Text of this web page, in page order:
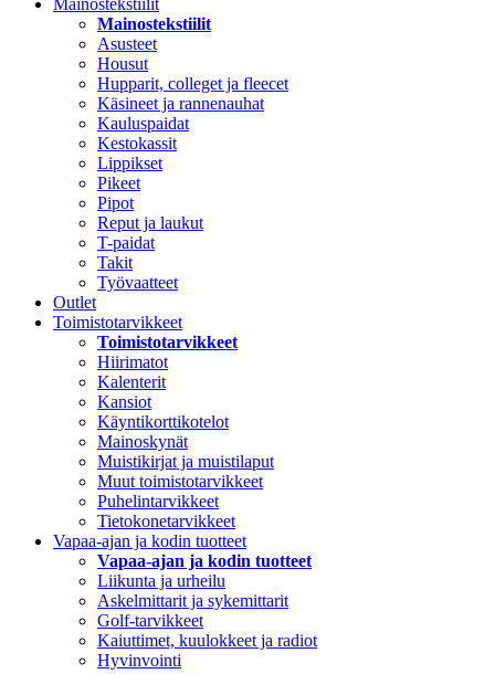
Mainostekstiilit
Mainostekstiilit
Asusteet
Housut
Hupparit, colleget ja fleecet
Käsineet ja rannenauhat
Kauluspaidat
Kestokassit
Lippikset
Pikeet
Pipot
Reput ja laukut
T-paidat
Takit
Työvaatteet
Outlet
Toimistotarvikkeet
Toimistotarvikkeet
Hiirimatot
Kalenterit
Kansiot
Käyntikorttikotelot
Mainoskynät
Muistikirjat ja muistilaput
Muut toimistotarvikkeet
Puhelintarvikkeet
Tietokonetarvikkeet
Vapaa-ajan ja kodin tuotteet
Vapaa-ajan ja kodin tuotteet
Liikunta ja urheilu
Askelmittarit ja sykemittarit
Golf-tarvikkeet
Kaiuttimet, kuulokkeet ja radiot
Hyvinvointi